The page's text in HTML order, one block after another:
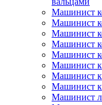
Машинист
Машинист
Машинист
Машинист
Машинист
Машинист
Машинист
Машинист
Машинист